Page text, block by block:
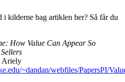
kilderne bag artiklen her? Så får du
How Value Can Appear So
Ariely
~dandan/webfiles/PapersPI/